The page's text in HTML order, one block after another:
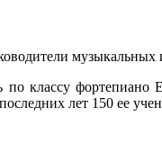
классу
лет 150 ее